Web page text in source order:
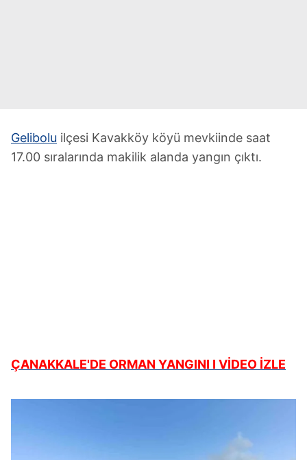
Gelibolu ilçesi Kavakköy köyü mevkiinde saat
17.00 sıralarında makilik alanda yangın çıktı.
ÇANAKKALE'DE ORMAN YANGINI I VİDEO İZLE